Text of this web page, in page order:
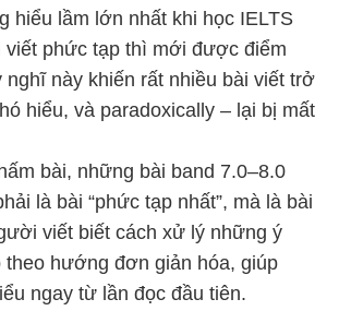
hiểu lầm lớn nhất khi học IELTS
viết phức tạp thì mới được điểm
nghĩ này khiến rất nhiều bài viết trở
hiểu, và paradoxically – lại bị mất
bài, những bài band 7.0–8.0
là bài “phức tạp nhất”, mà là bài
viết biết cách xử lý những ý
hướng đơn giản hóa, giúp
ngay từ lần đọc đầu tiên.